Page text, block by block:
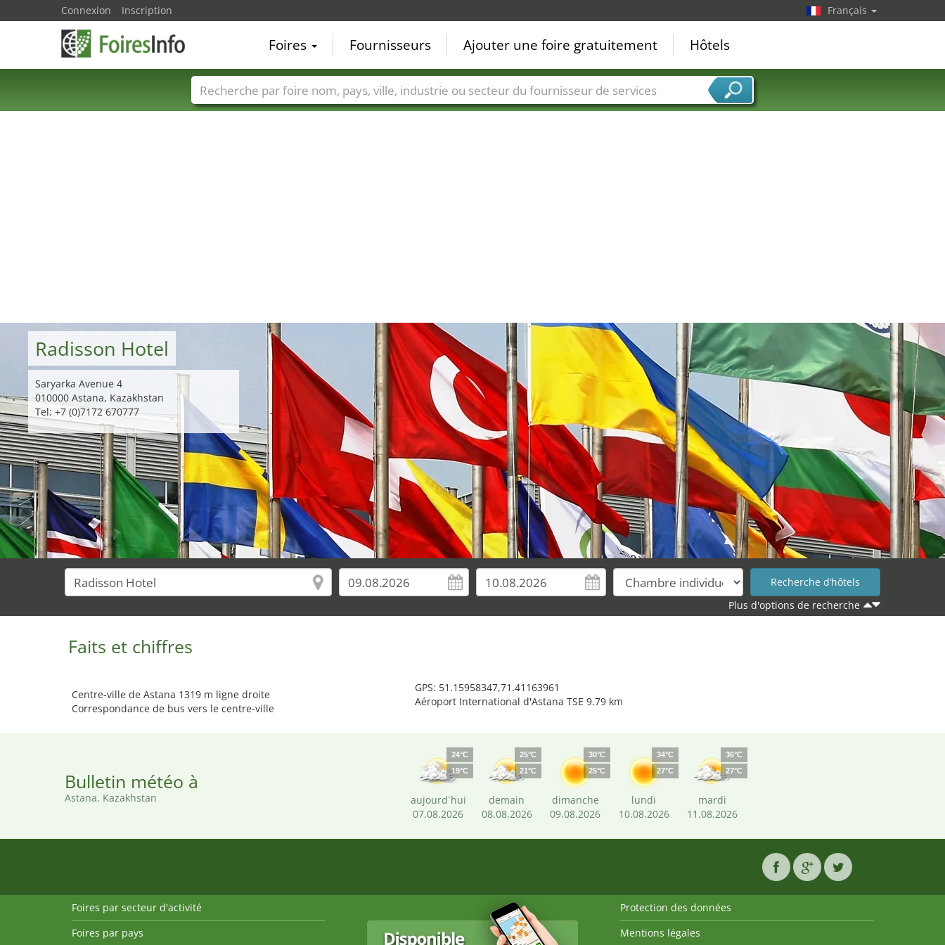
Radisson Hotel
Saryarka Avenue 4
010000 Astana, Kazakhstan
Tel: +7 (0)7172 670777
Plus d'options de recherche
Faits et chiffres
Centre-ville de Astana 1319 m ligne droite
Correspondance de bus vers le centre-ville
GPS: 51.15958347,71.41163961
Aéroport International d'Astana TSE 9.79 km
Bulletin météo à
Astana, Kazakhstan
24°C
19°C
aujourd´hui
07.08.2026
25°C
21°C
demain
08.08.2026
30°C
25°C
dimanche
09.08.2026
34°C
27°C
lundi
10.08.2026
36°C
27°C
mardi
11.08.2026
Connexion Inscription Français
Foires Fournisseurs Ajouter une foire gratuitement Hôtels
Foire noms Pays Villes Secteurs de foire Secteurs du fournisseur de services
Foires par secteur d'activité
Foires par pays
Protection des données
Mentions légales